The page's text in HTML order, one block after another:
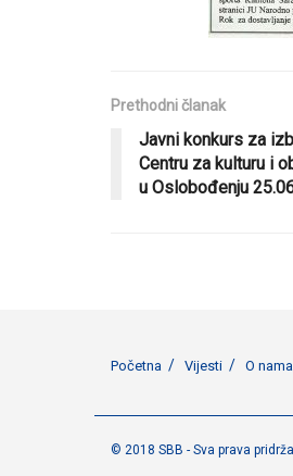
Prethodni članak
Javni konkurs za
Centru za kulturu i
u Oslobođenju
Početna Vijesti O nama
© 2018 SBB - Sva prava